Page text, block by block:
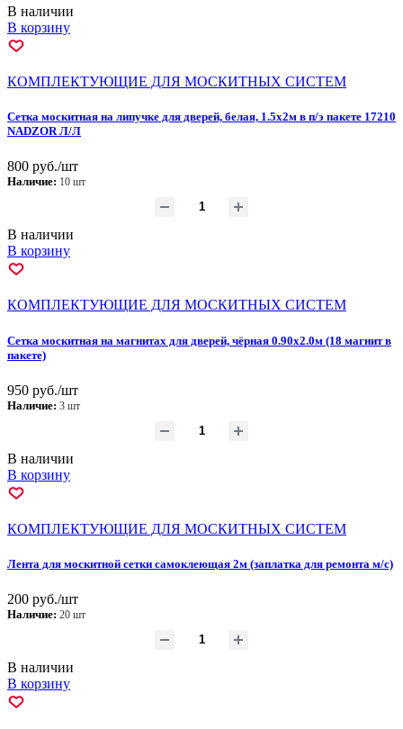
В наличии
В корзину
КОМПЛЕКТУЮЩИЕ ДЛЯ МОСКИТНЫХ СИСТЕМ
Сетка москитная на липучке для дверей, белая, 1.5x2м в п/э пакете 17210
NADZOR Л/Л
800 руб./шт
Наличие: 10 шт
В наличии
В корзину
КОМПЛЕКТУЮЩИЕ ДЛЯ МОСКИТНЫХ СИСТЕМ
Сетка москитная на магнитах для дверей, чёрная 0.90х2.0м (18 магнит в
пакете)
950 руб./шт
Наличие: 3 шт
В наличии
В корзину
КОМПЛЕКТУЮЩИЕ ДЛЯ МОСКИТНЫХ СИСТЕМ
Лента для москитной сетки самоклеющая 2м (заплатка для ремонта м/с)
200 руб./шт
Наличие: 20 шт
В наличии
В корзину